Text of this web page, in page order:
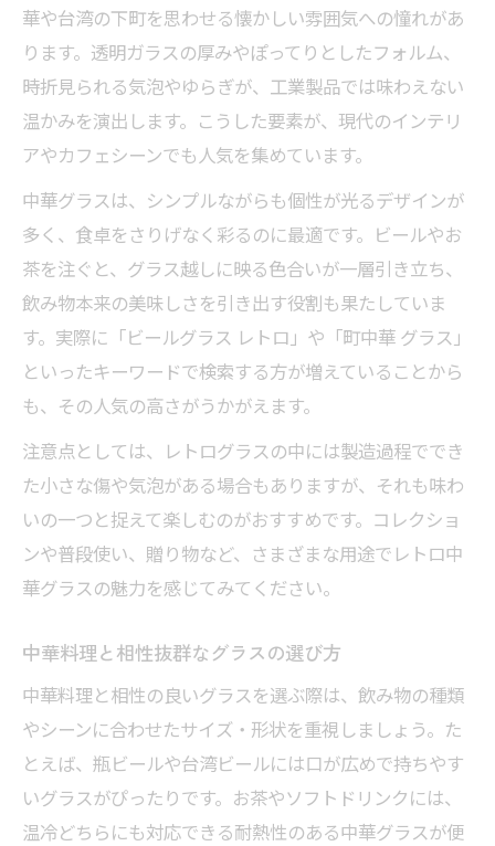
ギフトにもおすすめの中華グラス活用法
贈り物に選ばれる中華グラスの理由
ギフト向き中華グラスの選び方ガイド
中華グラスが喜ばれるシーンのご提案
中華グラスで伝える感謝の気持ち
華や台湾の下町を思わせる懐かしい雰囲気への憧れがあ
ります。透明ガラスの厚みやぽってりとしたフォルム、
時折見られる気泡やゆらぎが、工業製品では味わえない
温かみを演出します。こうした要素が、現代のインテリ
アやカフェシーンでも人気を集めています。
中華グラスは、シンプルながらも個性が光るデザインが
多く、食卓をさりげなく彩るのに最適です。ビールやお
茶を注ぐと、グラス越しに映る色合いが一層引き立ち、
飲み物本来の美味しさを引き出す役割も果たしていま
す。実際に「ビールグラス レトロ」や「町中華 グラス」
といったキーワードで検索する方が増えていることから
も、その人気の高さがうかがえます。
注意点としては、レトログラスの中には製造過程ででき
た小さな傷や気泡がある場合もありますが、それも味わ
いの一つと捉えて楽しむのがおすすめです。コレクショ
ンや普段使い、贈り物など、さまざまな用途でレトロ中
華グラスの魅力を感じてみてください。
中華料理と相性抜群なグラスの選び方
中華料理と相性の良いグラスを選ぶ際は、飲み物の種類
やシーンに合わせたサイズ・形状を重視しましょう。た
とえば、瓶ビールや台湾ビールには口が広めで持ちやす
いグラスがぴったりです。お茶やソフトドリンクには、
温冷どちらにも対応できる耐熱性のある中華グラスが便